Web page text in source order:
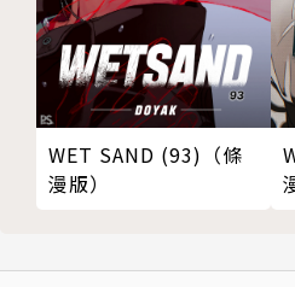
WET SAND (93)（條
漫版）